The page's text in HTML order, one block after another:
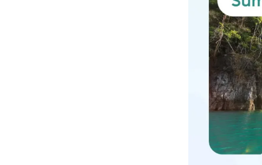
г. Киев, метро Золотые Ворота, ул. Ярославов Вал, 13/2-
CELTA
DELTA
TKT
Teaching Kids
События и